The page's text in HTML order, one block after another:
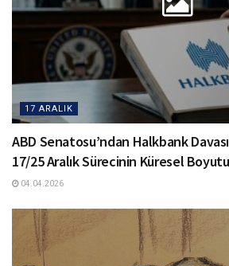
17 ARALIK
ABD Senatosu’ndan Halkbank
17/25 Aralık Sürecinin Küresel
04.04.2026